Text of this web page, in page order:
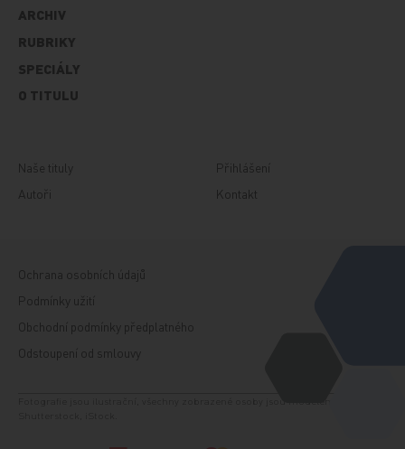
ARCHIV
RUBRIKY
SPECIÁLY
O TITULU
Naše tituly
Autoři
Přihlášení
Kontakt
Ochrana osobních údajů
Podmínky užití
Obchodní podmínky předplatného
Odstoupení od smlouvy